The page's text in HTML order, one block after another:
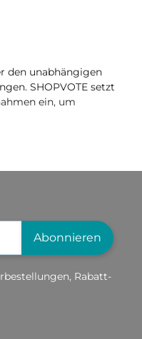
den unabhängigen
SHOPVOTE setzt
ein, um
Abonnieren
Rabatt-